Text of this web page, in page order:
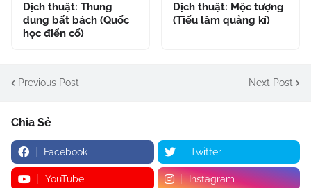
Dịch thuật: Thung
dung bất bách (Quốc
học điển cố)
Dịch thuật: Mộc tượng
(Tiếu lâm quảng kí)
Previous Post Next Post
Chia Sẻ
Facebook Twitter
YouTube Instagram